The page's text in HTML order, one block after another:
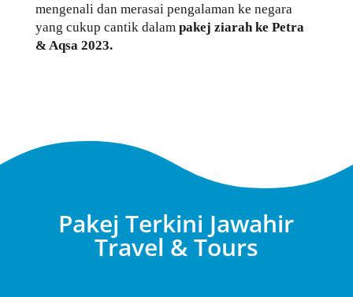
p
e
r
m
k
mengenali dan merasai pengalaman ke negara
yang cukup cantik dalam pakej ziarah ke Petra
& Aqsa 2023.
Pakej Terkini Jawahir
Travel & Tours